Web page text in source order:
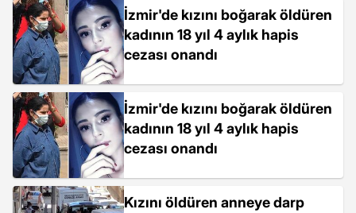
İzmir'de kızını boğarak öldüren
kadının 18 yıl 4 aylık hapis
cezası onandı
İzmir'de kızını boğarak öldüren
kadının 18 yıl 4 aylık hapis
cezası onandı
Kızını öldüren anneye darp